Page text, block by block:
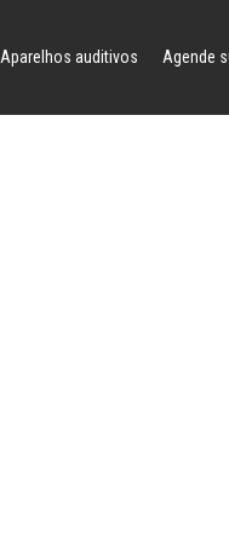
Aparelhos auditivos Agende